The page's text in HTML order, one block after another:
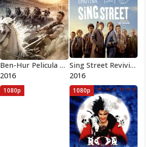
Ben-Hur Pelicula Completa HD 1080p [MEGA] [LATINO]
2016
Sing Street Reviviendo los 80s
2016
1080p 1080p